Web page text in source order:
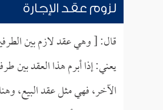
لزوم عقد الإجارة
قال: [ وهي عقد لازم بين
يعني: إذا أبرم هذا العقد بين
الآخر، فهي مثل عقد البيع،